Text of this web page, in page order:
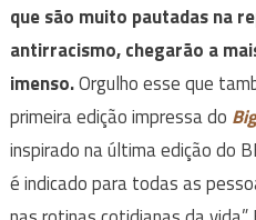
que são muito pautadas na
antirracismo, chegarão a
imenso.Orgulho esse que
primeira edição impressa do
inspirado na última edição do
é indicado para todas as